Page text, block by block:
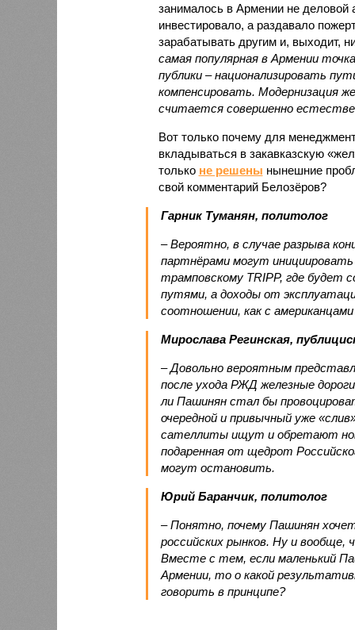
занималось в Армении не деловой
инвестировало, а раздавало
зарабатывать другим и, выходит,
самая популярная в Армении
публики – национализировать
компенсировать. Модернизация
считается совершенно
Вот только почему для
вкладываться в закавказскую
только не решены нынешние
свой комментарий Белозёров?
Гарник Туманян, политолог
– Вероятно, в случае разрыва
партнёрами могут
трамповскому TRIPP, где будет
путями, а доходы от
соотношении, как с
Мирослава Регинская,
– Довольно вероятным
после ухода РЖД железные
ли Пашинян стал бы
очередной и привычный уже
сателлиты ищут и обретают
подаренная от щедрот
могут остановить.
Юрий Баранчик, политолог
– Понятно, почему Пашинян
российских рынков. Ну и вообще,
Вместе с тем, если маленький
Армении, то о какой
говорить в принципе?